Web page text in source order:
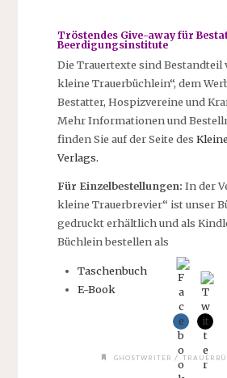
Tröstendes Give-away für
Beerdigungsinstitute
Die Trauertexte sind Bestandteil
kleine Trauerbüchlein“, dem
Bestatter, Hospizvereine und
Mehr Informationen und
finden Sie auf der Seite des
Verlags.
Für Einzelbestellungen: In der
kleine Trauerbrevier“ ist unser
gedruckt erhältlich und als
Büchlein bestellen als
Taschenbuch
E-Book
GHOSTWRITER /